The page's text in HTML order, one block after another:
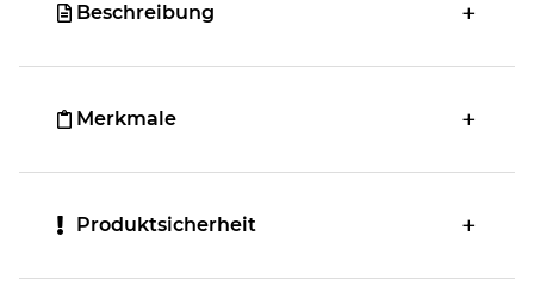
Beschreibung
Merkmale
Produktsicherheit